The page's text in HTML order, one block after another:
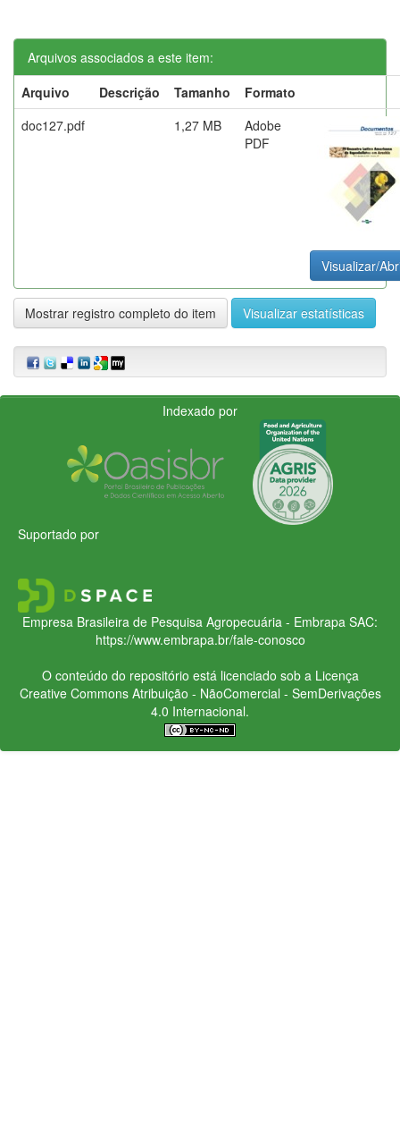
Arquivos associados a este item:
Arquivo
Descrição Tamanho
Formato
doc127.pdf
1,27 MB
Adobe
PDF
Visualizar/
Mostrar registro completo do item Visualizar estatísticas
Indexado por
Suportado por
Empresa Brasileira de Pesquisa Agropecuária - Embrapa SAC:
https://www.embrapa.br/fale-conosco
O conteúdo do repositório está licenciado sob a Licença
Creative CommonsAtribuição - NãoComercial - SemDerivações
4.0 Internacional.